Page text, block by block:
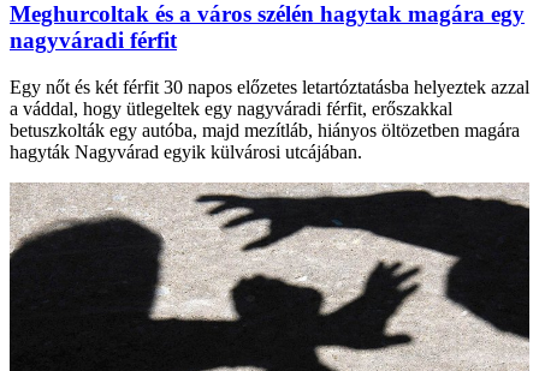
Meghurcoltak és a város szélén hagytak magára egy
nagyváradi férfit
Egy nőt és két férfit 30 napos előzetes letartóztatásba helyeztek azzal
a váddal, hogy ütlegeltek egy nagyváradi férfit, erőszakkal
betuszkolták egy autóba, majd mezítláb, hiányos öltözetben magára
hagyták Nagyvárad egyik külvárosi utcájában.